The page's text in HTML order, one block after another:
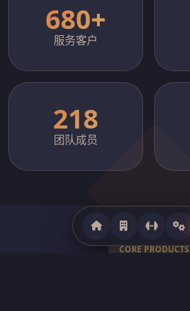
680+
服务客户
218
团队成员
CORE PRODUCTS